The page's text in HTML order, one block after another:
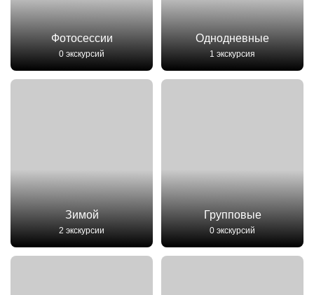
Фотосессии
0 экскурсий
Однодневные
1 экскурсия
Зимой
2 экскурсии
Групповые
0 экскурсий